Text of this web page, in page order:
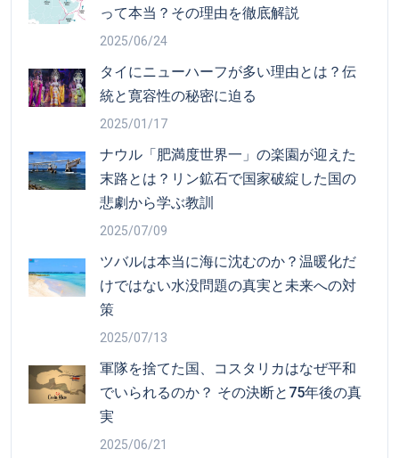
って本当？その理由を徹底解説
2025/06/24
タイにニューハーフが多い理由とは？伝
統と寛容性の秘密に迫る
2025/01/17
ナウル「肥満度世界一」の楽園が迎えた
末路とは？リン鉱石で国家破綻した国の
悲劇から学ぶ教訓
2025/07/09
ツバルは本当に海に沈むのか？温暖化だ
けではない水没問題の真実と未来への対
策
2025/07/13
軍隊を捨てた国、コスタリカはなぜ平和
でいられるのか？ その決断と75年後の真
実
2025/06/21